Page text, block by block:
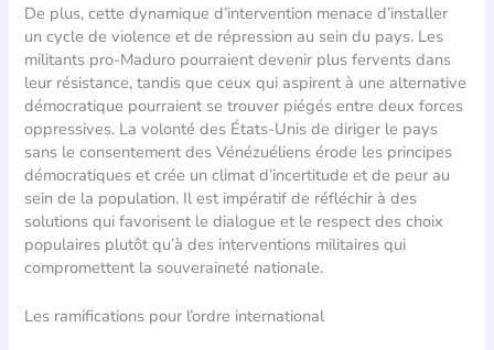
De plus, cette dynamique d’intervention menace d’installer
un cycle de violence et de répression au sein du pays. Les
militants pro-Maduro pourraient devenir plus fervents dans
leur résistance, tandis que ceux qui aspirent à une alternative
démocratique pourraient se trouver piégés entre deux forces
oppressives. La volonté des États-Unis de diriger le pays
sans le consentement des Vénézuéliens érode les principes
démocratiques et crée un climat d’incertitude et de peur au
sein de la population. Il est impératif de réfléchir à des
solutions qui favorisent le dialogue et le respect des choix
populaires plutôt qu’à des interventions militaires qui
compromettent la souveraineté nationale.
Les ramifications pour l’ordre international